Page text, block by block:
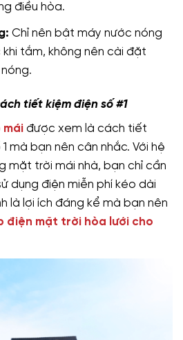
điều hòa.
Chỉ nên bật máy nước nóng
tắm, không nên cài đặt
tiết kiệm điện số #1
mái được xem là cách tiết
mà bạn nên cân nhắc. Với hệ
mặt trời mái nhà, bạn chỉ cần
dụng điện miễn phí kéo dài
là lợi ích đáng kể mà bạn nên
điện mặt trời hòa lưới cho